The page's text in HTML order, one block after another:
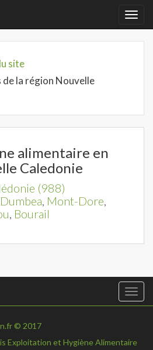
site
de la région Nouvelle
alimentaire en
Caledonie
(988)
Dumbea, Mont-Dore,
, Bourail
© 2017
Exploitation et Hygiène Alimentaire